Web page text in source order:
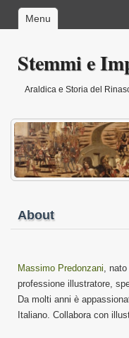
Menu
Stemmi e
Araldica e Storia del
About
Massimo Predonzani ,
professione illustratore,
Da molti anni è
Italiano. Collabora con